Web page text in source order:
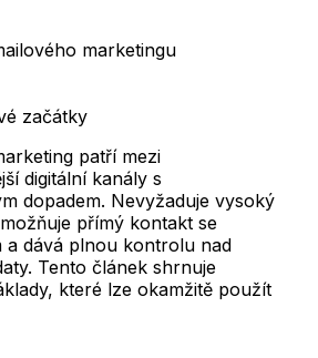
marketingu
začátky
patří mezi
digitální kanály s
dopadem. Nevyžaduje vysoký
přímý kontakt se
a dává plnou kontrolu nad
Tento článek shrnuje
které lze okamžitě použít